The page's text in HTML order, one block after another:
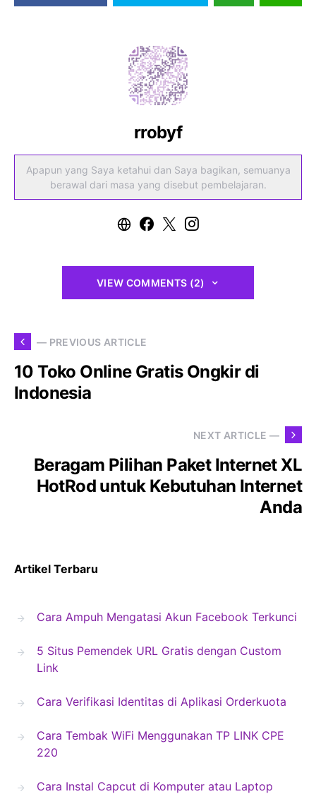
rrobyf
Apapun yang Saya ketahui dan Saya bagikan, semuanya
berawal dari masa yang disebut pembelajaran.
VIEW COMMENTS (2)
— PREVIOUS ARTICLE
10 Toko Online Gratis Ongkir di
Indonesia
NEXT ARTICLE —
Beragam Pilihan Paket Internet XL
HotRod untuk Kebutuhan Internet
Anda
Artikel Terbaru
Cara Ampuh Mengatasi Akun Facebook Terkunci
5 Situs Pemendek URL Gratis dengan Custom
Link
Cara Verifikasi Identitas di Aplikasi Orderkuota
Cara Tembak WiFi Menggunakan TP LINK CPE
220
Cara Instal Capcut di Komputer atau Laptop